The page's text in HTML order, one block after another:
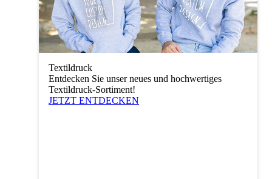
Textildruck
Entdecken Sie unser neues und hochwertiges
Textildruck-Sortiment!
JETZT ENTDECKEN